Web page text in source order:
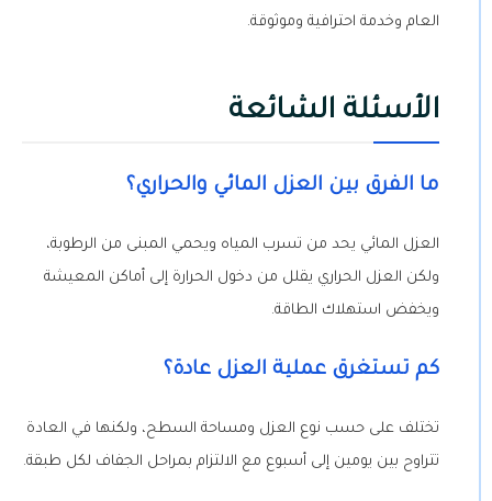
العام وخدمة احترافية وموثوقة.
الأسئلة الشائعة
ما الفرق بين العزل المائي والحراري؟
العزل المائي يحد من تسرب المياه ويحمي المبنى من الرطوبة،
ولكن العزل الحراري يقلل من دخول الحرارة إلى أماكن المعيشة
ويخفض استهلاك الطاقة.
كم تستغرق عملية العزل عادة؟
تختلف على حسب نوع العزل ومساحة السطح، ولكنها في العادة
تتراوح بين يومين إلى أسبوع مع الالتزام بمراحل الجفاف لكل طبقة.